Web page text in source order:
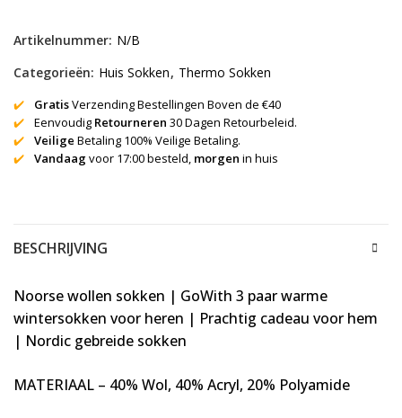
Artikelnummer: N/B
Categorieën: Huis Sokken, Thermo Sokken
✔️ GratisVerzending Bestellingen Boven de €40
✔️
Eenvoudig Retourneren 30 Dagen Retourbeleid.
✔️
Veilige Betaling 100% Veilige Betaling.
✔️
Vandaagvoor 17:00 besteld, morgen in huis
BESCHRIJVING
Noorse wollen sokken | GoWith 3 paar warme
wintersokken voor heren | Prachtig cadeau voor hem
| Nordic gebreide sokken
MATERIAAL – 40% Wol, 40% Acryl, 20% Polyamide